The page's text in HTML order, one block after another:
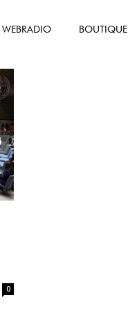
WEBRADIO BOUTIQUE
0